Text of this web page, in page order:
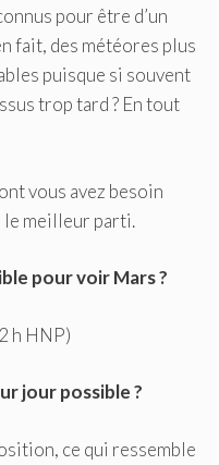
pour être d’un
fait, des météores plus
puisque si souvent
trop tard ? En tout
vous avez besoin
meilleur parti.
pour voir Mars ?
h HNP)
jour possible ?
ce qui ressemble